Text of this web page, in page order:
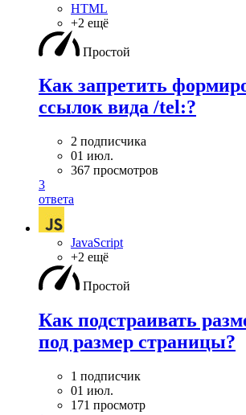
HTML
+2 ещё
Простой
Как запретить
ссылок вида /tel:?
2 подписчика
01 июл.
367 просмотров
3
ответа
JavaScript
+2 ещё
Простой
Как подстраивать
под размер страницы?
1 подписчик
01 июл.
171 просмотр